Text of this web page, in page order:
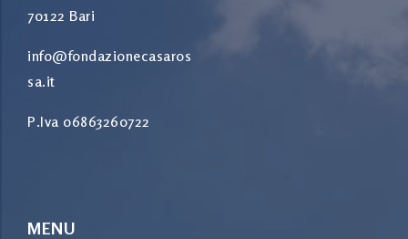
70122 Bari
info@fondazionecasaros
sa.it
P.Iva 06863260722
MENU